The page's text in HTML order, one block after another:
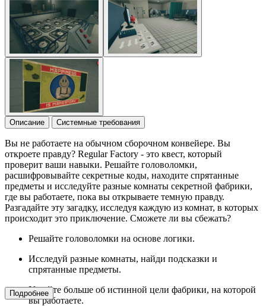
Описание Системные требования
Вы не работаете на обычном сборочном конвейере. Вы
откроете правду? Regular Factory - это квест, который
проверит ваши навыки. Решайте головоломки,
расшифровывайте секретные коды, находите спрятанные
предметы и исследуйте разные комнаты секретной фабрики,
где вы работаете, пока вы открываете темную правду.
Разгадайте эту загадку, исследуя каждую из комнат, в которых
происходит это приключение. Сможете ли вы сбежать?
Решайте головоломки на основе логики.
Исследуй разные комнаты, найди подсказки и
спрятанные предметы.
Узнайте больше об истинной цели фабрики, на которой
вы работаете.
Подробнее